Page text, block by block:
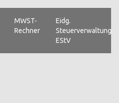
MWST-
Rechner
Eidg.
Steuerverwaltung
EStV